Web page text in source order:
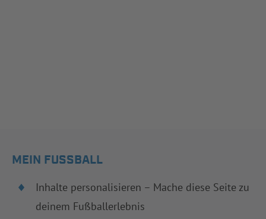
MEIN FUSSBALL
Inhalte personalisieren – Mache diese Seite zu
deinem Fußballerlebnis